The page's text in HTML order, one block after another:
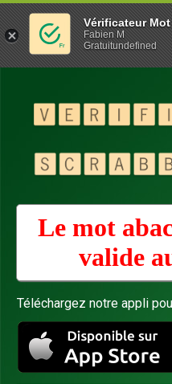
Le mot
valide
Téléchargez notre appli
Vérificateur
Fabien M
Gratuitundefined